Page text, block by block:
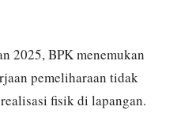
2025, BPK menemukan
pemeliharaan tidak
fisik di lapangan.